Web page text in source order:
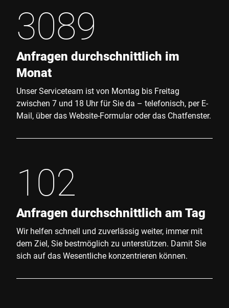
3089
Anfragen durchschnittlich im
Monat
Unser Serviceteam ist von Montag bis Freitag
zwischen 7 und 18 Uhr für Sie da – telefonisch, per E-
Mail, über das Website-Formular oder das Chatfenster.
102
Anfragen durchschnittlich am Tag
Wir helfen schnell und zuverlässig weiter, immer mit
dem Ziel, Sie bestmöglich zu unterstützen. Damit Sie
sich auf das Wesentliche konzentrieren können.